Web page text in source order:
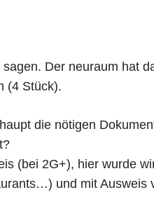
Der neuraum hat
(4 Stück).
die nötigen
(bei 2G+), hier wurde
und mit Ausweis